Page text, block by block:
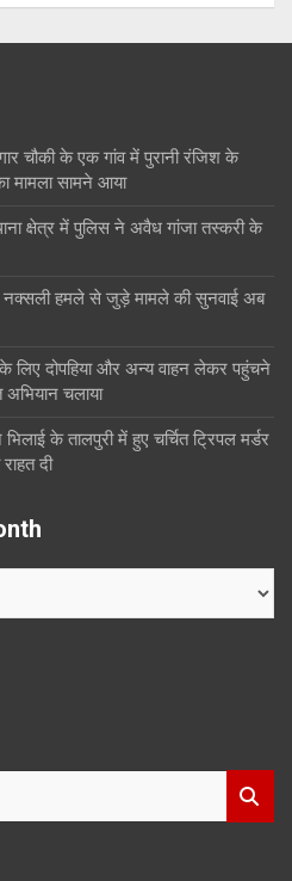
चौकी के एक गांव में पुरानी रंजिश के
मामला सामने आया
क्षेत्र में पुलिस ने अवैध गांजा तस्करी के
नक्सली हमले से जुड़े मामले की सुनवाई अब
लिए दोपहिया और अन्य वाहन लेकर पहुंचने
चलाया
के तालपुरी में हुए चर्चित ट्रिपल मर्डर
दी